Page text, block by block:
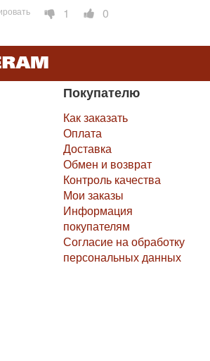
1 0
Покупателю
Как заказать
Оплата
Доставка
Обмен и возврат
Контроль качества
Мои заказы
Информация
покупателям
Согласие на обработку
персональных данных